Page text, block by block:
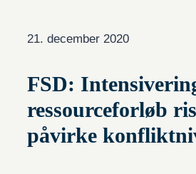
21. december 2020
FSD:
ressourceforløb
påvirke